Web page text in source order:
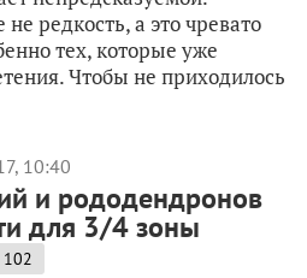
редкость, а это чревато
тех, которые уже
Чтобы не приходилось
10:40
и рододендронов
для 3/4 зоны
102